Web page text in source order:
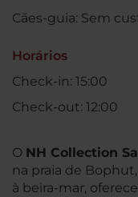
Cães-guia: Sem
Horários
Check-in: 15:00
Check-out: 12:00
O NH Collection
na praia de
à beira-mar,